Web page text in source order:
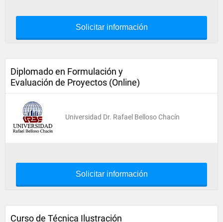
Solicitar información
Diplomado en Formulación y
Evaluación de Proyectos (Online)
Universidad Dr. Rafael Belloso Chacín
Solicitar información
Curso de Técnica Ilustración